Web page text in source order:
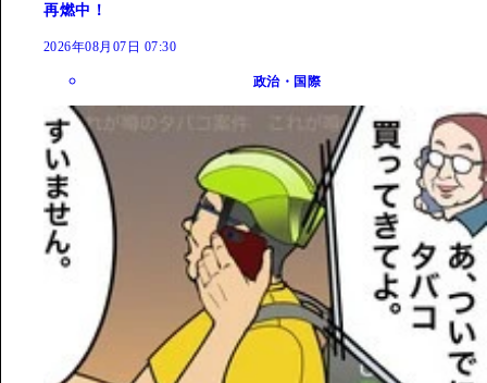
再燃中！
2026年08月07日 07:30
政治・国際